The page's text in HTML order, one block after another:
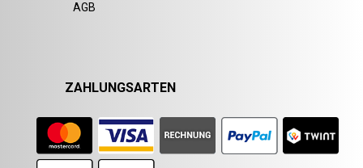
AGB
ZAHLUNGSARTEN